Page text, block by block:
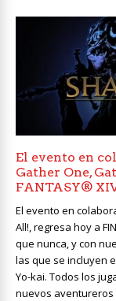
El evento en
Gather One,
FANTASY®
El evento en
All!, regresa hoy a
que nunca, y con
las que se incluyen
Yo-kai. Todos los
nuevos aventureros